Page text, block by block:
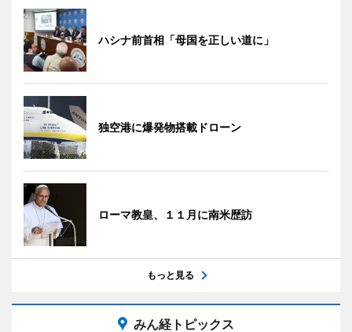
ハシナ前首相「母国を正しい道に」
独空港に爆発物搭載ドローン
ローマ教皇、１１月に南米歴訪
もっと見る
みん経トピックス